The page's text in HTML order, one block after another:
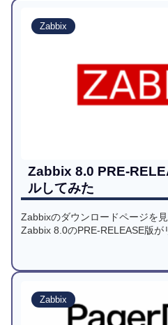
Zabbix
Zabbix 8.0 PRE-
ルしてみた
Zabbixのダウンロードページを
Zabbix 8.0のPRE-RELEASE版が
で、早速インストールしてみた
してみました。
Zabbix